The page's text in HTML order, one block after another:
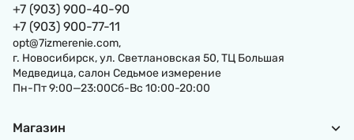
+7 (903) 900-40-90
+7 (903) 900-77-11
opt@7izmerenie.com,
г. Новосибирск, ул. Светлановская 50, ТЦ Большая
Медведица, салон Седьмое измерение
Пн-Пт 9:00—23:00Сб-Вс 10:00-20:00
Магазин